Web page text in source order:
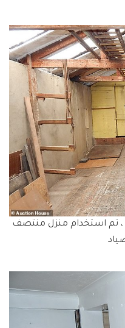
، تم استخدام منزل منتصف